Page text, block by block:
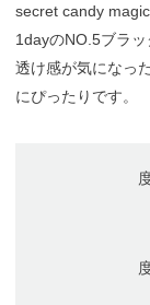
secret candy
1dayのNO.5ブラ
透け感が気になっ
にぴったりです。